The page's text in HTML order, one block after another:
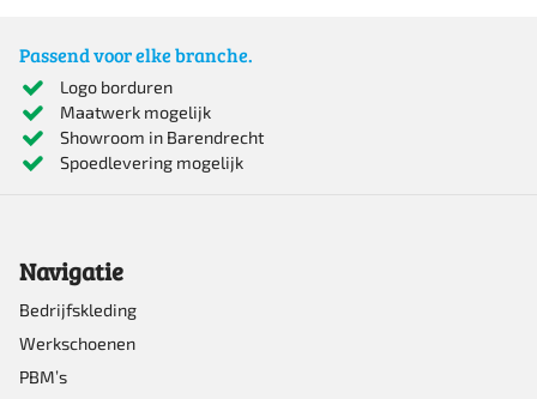
Passend voor elke branche.
Logo borduren
Maatwerk mogelijk
Showroom in Barendrecht
Spoedlevering mogelijk
Navigatie
Bedrijfskleding
Werkschoenen
PBM’s